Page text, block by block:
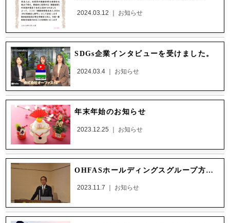
2024.03.12 ｜ お知らせ
SDGs企業インタビューを受けました。
2024.03.4 ｜ お知らせ
年末年始のお知らせ
2023.12.25 ｜ お知らせ
OHFASホールディングスグループ方針発表会を開催しました
2023.11.7 ｜ お知らせ